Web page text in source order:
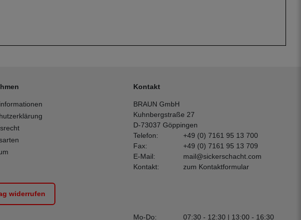
widerrufen
Kontakt
BRAUN GmbH
Kuhnbergstraße 27
D-73037 Göppingen
Telefon:
+49 (0) 7161 95 13 700
Fax:
+49 (0) 7161 95 13 709
E-Mail:
mail@sickerschacht.com
Kontakt:
zum Kontaktformular
Mo-Do: 07:30 - 12:30 | 13:00 - 16:30